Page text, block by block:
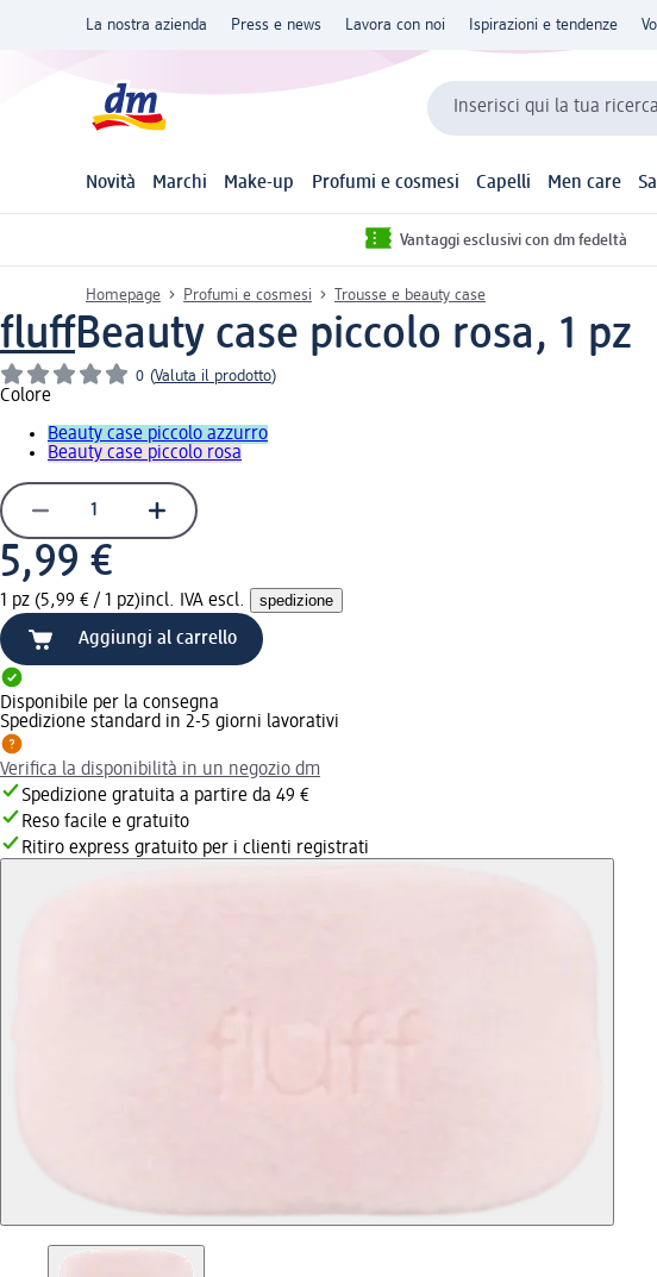
La nostra azienda Press e news Lavora con noi Ispirazioni e tendenze
Inserisci qui la tua ricerca
Novità Marchi Make-up Profumi e cosmesi Capelli Men care
Vantaggi esclusivi con dm fedeltà
Homepage Profumi e cosmesi Trousse e beauty case
fluffBeauty case piccolo rosa, 1 pz
0 (Valuta il prodotto)
Colore
Beauty case piccolo azzurro
Beauty case piccolo rosa
5,99 €
1 pz (5,99 € / 1 pz)incl. IVA escl. spedizione
Aggiungi al carrello
Disponibile per la consegna
Spedizione standard in 2-5 giorni lavorativi
Verifica la disponibilità in un negozio dm
Spedizione gratuita a partire da 49 €
Reso facile e gratuito
Ritiro express gratuito per i clienti registrati